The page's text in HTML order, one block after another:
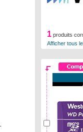
1 produits
Afficher tous